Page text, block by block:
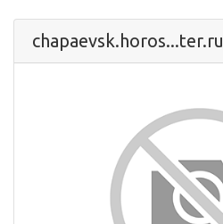
chapaevsk.horos...ter.ru